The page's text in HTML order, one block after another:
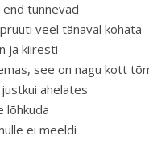
tunnevad
veel tänaval kohata
ja kiiresti
see on nagu kott
ahelates
lõhkuda
ei meeldi